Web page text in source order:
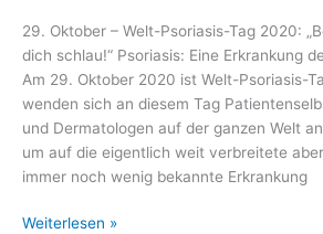
29. Oktober – Welt-Psoriasis-Tag 2020:
dich schlau!“ Psoriasis: Eine Erkrankung
Am 29. Oktober 2020 ist Welt-Psoriasis-
wenden sich an diesem Tag
und Dermatologen auf der ganzen Welt
um auf die eigentlich weit verbreitete
immer noch wenig bekannte Erkrankung
Welt-
Weiterlesen »